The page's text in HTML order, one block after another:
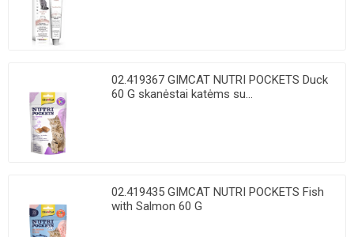
02.419367 GIMCAT NUTRI POCKETS Duck
60 G skanėstai katėms su...
02.419435 GIMCAT NUTRI POCKETS Fish
with Salmon 60 G